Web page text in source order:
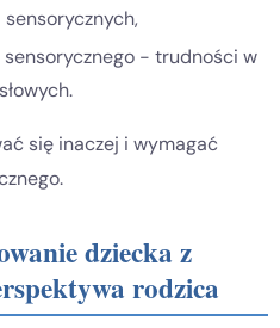
- trudności w
się inaczej i wymagać
dziecka z
rodzica